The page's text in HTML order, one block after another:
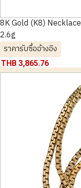
8K Gold (K8) Necklace
2.6g
ราคารับซื้ออ้างอิง
THB 3,865.76